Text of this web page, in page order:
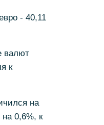
- 40,11
валют
к
на
0,6%, к